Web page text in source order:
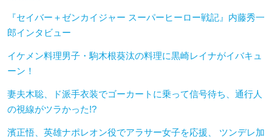
『セイバー＋ゼンカイジャー スーパーヒーロー戦記』内藤秀一
郎インタビュー
イケメン料理男子・駒木根葵汰の料理に黒崎レイナがイバキュ
ーン！
妻夫木聡、ド派手衣装でゴーカートに乗って信号待ち、通行人
の視線がツラかった!?
濱正悟、英雄ナポレオン役でアラサー女子を応援、 ツンデレ加